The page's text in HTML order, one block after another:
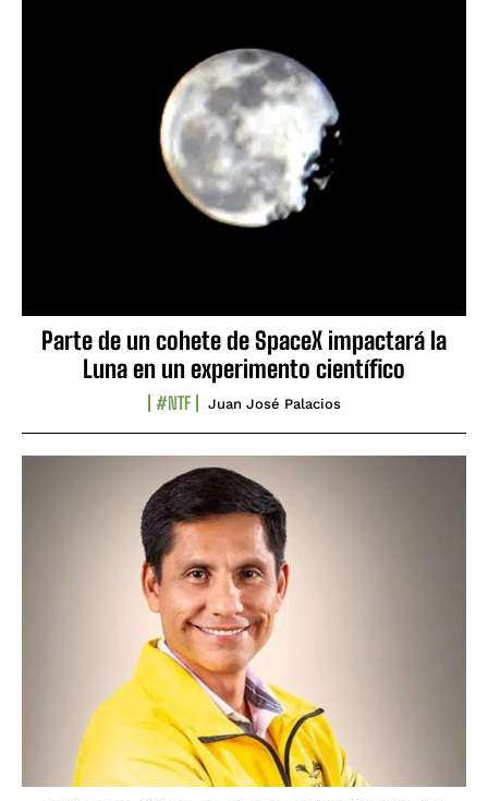
Parte de un cohete de SpaceX impactará la
Luna en un experimento científico
#NTF Juan José Palacios